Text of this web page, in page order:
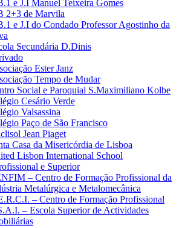
e J.I Manuel Teixeira Gomes
2+3 de Marvila
e J.I do Condado Professor Agostinho da
Secundária D.Dinis
Ester Janz
Tempo de Mudar
Social e Paroquial S.Maximiliano Kolbe
Cesário Verde
Valsassina
Paço de São Francisco
Jean Piaget
Casa da Misericórdia de Lisboa
Lisbon International School
e Superior
– Centro de Formação Profissional da
Metalúrgica e Metalomecânica
– Centro de Formação Profissional
– Escola Superior de Actividades